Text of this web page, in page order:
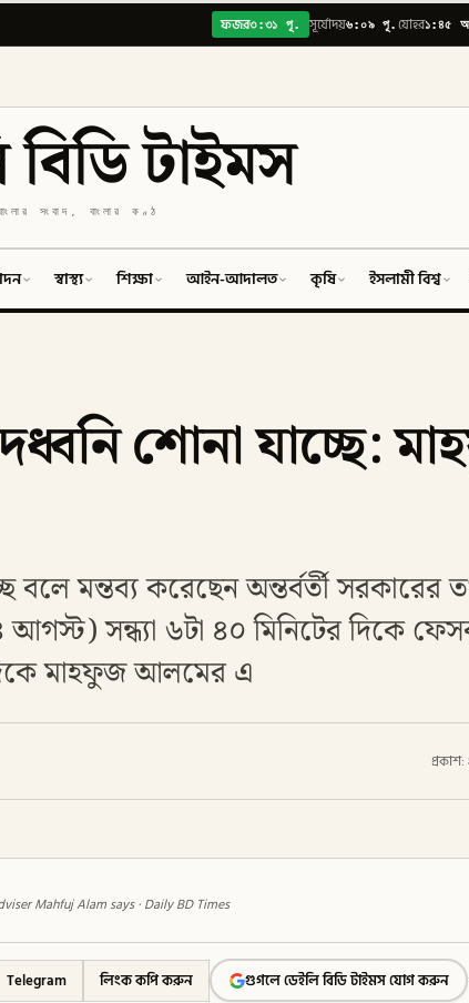
ফজর৩:৩১ পূ. সূর্যোদয়৬:০৯ পূ.যোহর১:৪৫
টাইমস
সংবাদ, বাংলার কণ্ঠ
স্বাস্থ্য শিক্ষা আইন-আদালত কৃষি ইসলামী বিশ্ব
শোনা যাচ্ছে:
মন্তব্য করেছেন অন্তর্বর্তী সরকারের
সন্ধ্যা ৬টা ৪০ মিনিটের দিকে
মাহফুজ আলমের এ
Mahfuj Alam says · Daily BD Times
Telegram লিংক কপি করুন গুগলে ডেইলি বিডি টাইমস যোগ করুন